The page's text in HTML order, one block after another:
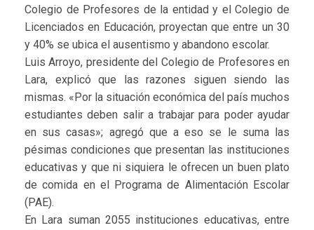
Colegio de Profesores de la entidad y el Colegio de
Licenciados en Educación, proyectan que entre un 30
y 40% se ubica el ausentismo y abandono escolar.
Luis Arroyo, presidente del Colegio de Profesores en
Lara, explicó que las razones siguen siendo las
mismas. «Por la situación económica del país muchos
estudiantes deben salir a trabajar para poder ayudar
en sus casas»; agregó que a eso se le suma las
pésimas condiciones que presentan las instituciones
educativas y que ni siquiera le ofrecen un buen plato
de comida en el Programa de Alimentación Escolar
(PAE).
En Lara suman 2055 instituciones educativas, entre